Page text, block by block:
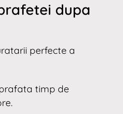
dupa
perfecte a
timp de